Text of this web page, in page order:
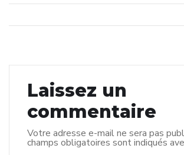
Laissez un
commentaire
Votre adresse e-mail ne sera pas
champs obligatoires sont indiqués